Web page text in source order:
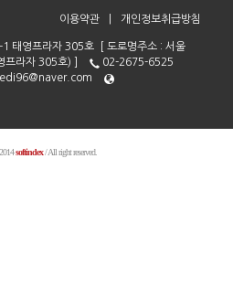
이용약관 개인정보취급방침
태영프라자 305호 [ 도로명주소 : 서울
프라자 305호) ]
02-2675-6525
softindex/ All right reserved.